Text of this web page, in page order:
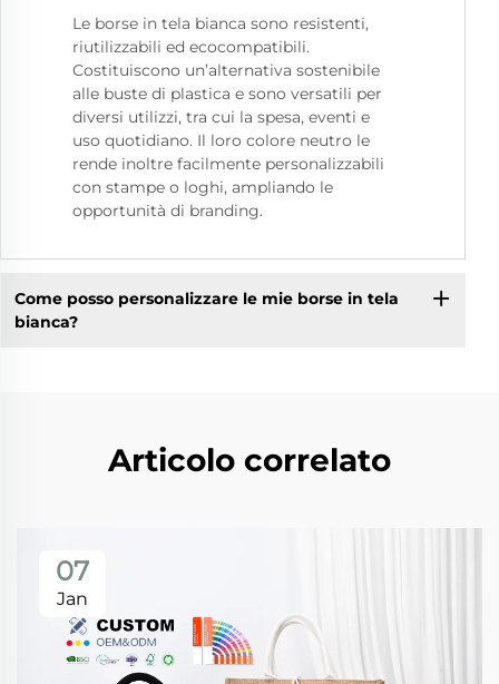
Le borse in tela bianca sono resistenti,
riutilizzabili ed ecocompatibili.
Costituiscono un’alternativa sostenibile
alle buste di plastica e sono versatili per
diversi utilizzi, tra cui la spesa, eventi e
uso quotidiano. Il loro colore neutro le
rende inoltre facilmente personalizzabili
con stampe o loghi, ampliando le
opportunità di branding.
Come posso personalizzare le mie borse in tela
bianca?
Articolo correlato
07
Jan